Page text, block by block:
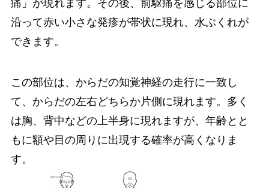
痛」が現れます。その後、前駆痛を感じる部位に
沿って赤い小さな発疹が帯状に現れ、水ぶくれが
できます。
この部位は、からだの知覚神経の走行に一致し
て、からだの左右どちらか片側に現れます。多く
は胸、背中などの上半身に現れますが、年齢とと
もに額や目の周りに出現する確率が高くなりま
す。